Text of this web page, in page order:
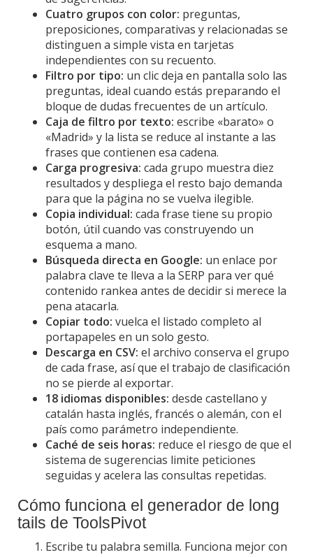
Cuatro grupos con color: preguntas,
preposiciones, comparativas y relacionadas se
distinguen a simple vista en tarjetas
independientes con su recuento.
Filtro por tipo: un clic deja en pantalla solo las
preguntas, ideal cuando estás preparando el
bloque de dudas frecuentes de un artículo.
Caja de filtro por texto: escribe «barato» o
«Madrid» y la lista se reduce al instante a las
frases que contienen esa cadena.
Carga progresiva: cada grupo muestra diez
resultados y despliega el resto bajo demanda
para que la página no se vuelva ilegible.
Copia individual: cada frase tiene su propio
botón, útil cuando vas construyendo un
esquema a mano.
Búsqueda directa en Google: un enlace por
palabra clave te lleva a la SERP para ver qué
contenido rankea antes de decidir si merece la
pena atacarla.
Copiar todo: vuelca el listado completo al
portapapeles en un solo gesto.
Descarga en CSV: el archivo conserva el grupo
de cada frase, así que el trabajo de clasificación
no se pierde al exportar.
18 idiomas disponibles: desde castellano y
catalán hasta inglés, francés o alemán, con el
país como parámetro independiente.
Caché de seis horas: reduce el riesgo de que el
sistema de sugerencias limite peticiones
seguidas y acelera las consultas repetidas.
Cómo funciona el generador de long
tails de ToolsPivot
Escribe tu palabra semilla. Funciona mejor con